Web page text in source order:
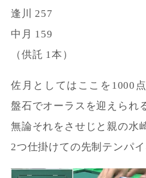
逢川 257
中月 159
（供託 1本）
佐月としてはここを1000
盤石でオーラスを迎えられ
無論それをさせじと親の水
2つ仕掛けての先制テンパイ